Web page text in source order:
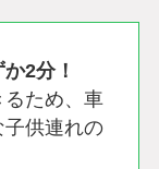
2分！
ため、車
供連れの